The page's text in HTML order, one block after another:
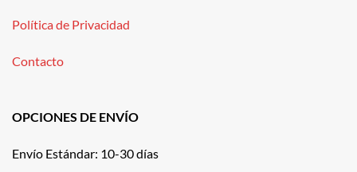
Política de Privacidad
Contacto
OPCIONES DE ENVÍO
Envío Estándar: 10-30 días